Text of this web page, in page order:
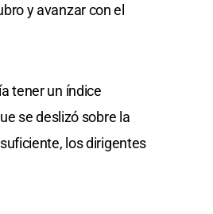
y avanzar con el
tener un índice
se deslizó sobre la
los dirigentes